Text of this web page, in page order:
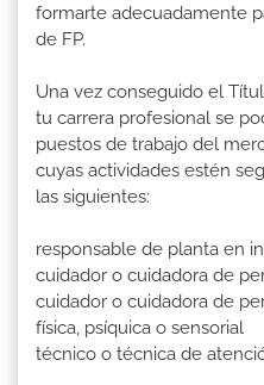
formarte adecuadamente
de FP.
Una vez conseguido el
tu carrera profesional se
puestos de trabajo del
cuyas actividades estén
las siguientes:
responsable de planta en
cuidador o cuidadora de
cuidador o cuidadora de
física, psíquica o sensorial
técnico o técnica de